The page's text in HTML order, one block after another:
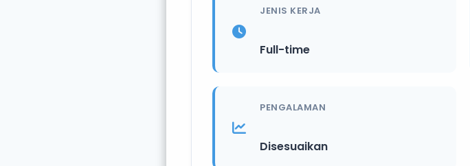
JENIS KERJA
Full-time
PENGALAMAN
Disesuaikan